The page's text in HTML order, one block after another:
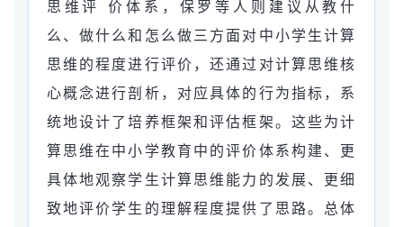
思维评 价体系，保罗等人则建议从教什
么、做什么和怎么做三方面对中小学生计算
思维的程度进行评价，还通过对计算思维核
心概念进行剖析，对应具体的行为指标，系
统地设计了培养框架和评估框架。这些为计
算思维在中小学教育中的评价体系构建、更
具体地观察学生计算思维能力的发展、更细
致地评价学生的理解程度提供了思路。总体